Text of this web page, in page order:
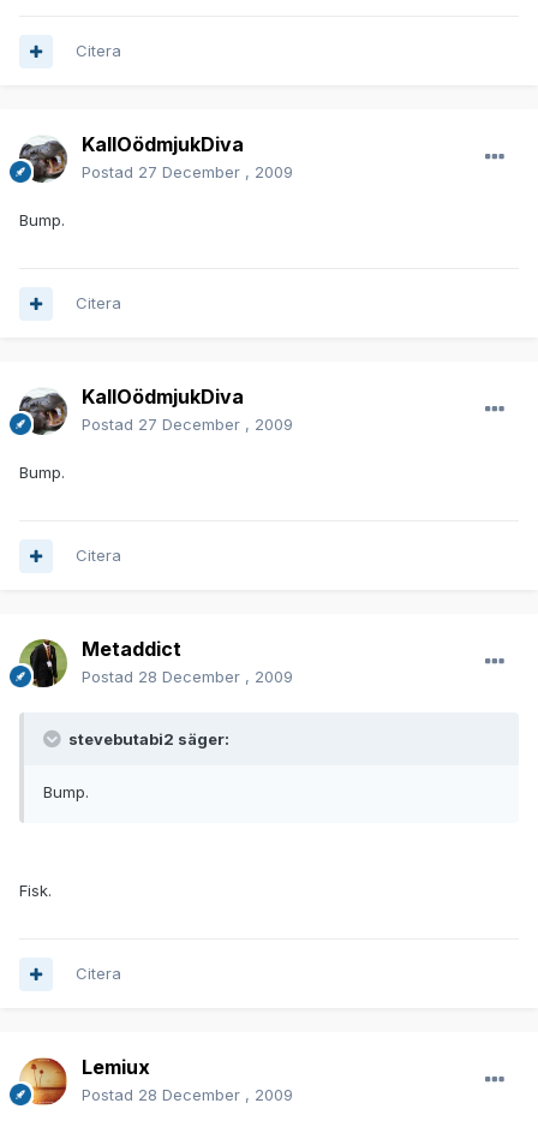
Citera
KallOödmjukDiva
Postad 27 December , 2009
Bump.
Citera
KallOödmjukDiva
Postad 27 December , 2009
Bump.
Citera
Metaddict
Postad 28 December , 2009
stevebutabi2 säger:
Bump.
Fisk.
Citera
Lemiux
Postad 28 December , 2009